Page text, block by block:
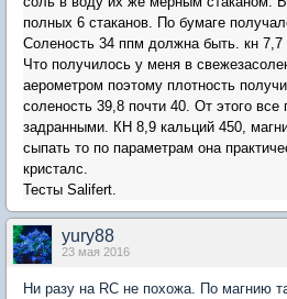
полных 6 стаканов. По бумаге
Соленость 34 ппм должна быть. кн 7,7
Что получилось у меня в
аерометром поэтому плотность
соленость 39,8 почти 40. От этого
задранными. КН 8,9 кальций 450,
сыпать то по параметрам она
кристалс.
Тесты Salifert.
yury88
23 мая 2016
Ни разу на RC не похожа. По магнию